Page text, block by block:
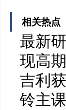
相关热点
最新
现高
吉利
铃主